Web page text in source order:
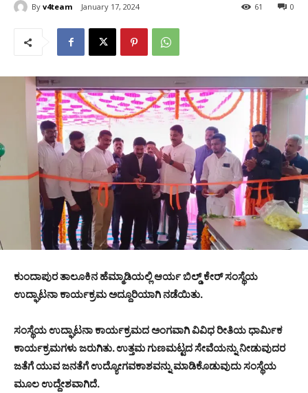
By v4team January 17, 2024 0
61
ಕುಂದಾಪುರ ತಾಲೂಕಿನ ಹೆಮ್ಮಾಡಿಯಲ್ಲಿ ಆರ್ಯ ಬಿಲ್ಡ್ ಕೇರ್ ಸಂಸ್ಥೆಯ
ಉದ್ಘಾಟನಾ ಕಾರ್ಯಕ್ರಮ ಅದ್ದೂರಿಯಾಗಿ ನಡೆಯಿತು.
ಸಂಸ್ಥೆಯ ಉದ್ಘಾಟನಾ ಕಾರ್ಯಕ್ರಮದ ಅಂಗವಾಗಿ ವಿವಿಧ ರೀತಿಯ ಧಾರ್ಮಿಕ
ಕಾರ್ಯಕ್ರಮಗಳು ಜರುಗಿತು. ಉತ್ತಮ ಗುಣಮಟ್ಟದ ಸೇವೆಯನ್ನು ನೀಡುವುದರ
ಜತೆಗೆ ಯುವ ಜನತೆಗೆ ಉದ್ಯೋಗವಕಾಶವನ್ನು ಮಾಡಿಕೊಡುವುದು ಸಂಸ್ಥೆಯ
ಮೂಲ ಉದ್ದೇಶವಾಗಿದೆ.